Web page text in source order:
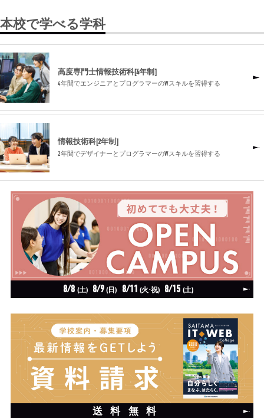
本校で学べる学科
高度専門士情報技術科[4年制]
4年間でエンジニアとプログラマーのWスキルを習得する
情報技術科[2年制]
2年間でデザイナーとプログラマーのWスキルを習得する
8/8 (土) 8/9 (日) 8/11 (火·祝) 8/15 (土)
送料無料